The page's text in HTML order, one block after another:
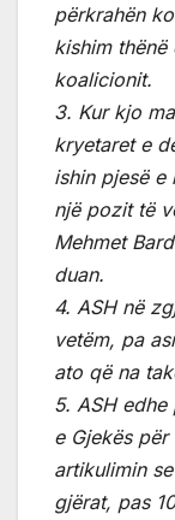
përkrahën
kishim thënë
koalicionit.
3. Kur kjo
kryetaret e
ishin pjesë e
një pozit të
Mehmet
duan.
4. ASH në
vetëm, pa
ato që na
5. ASH
e Gjekës
artikulimin
gjërat, pas